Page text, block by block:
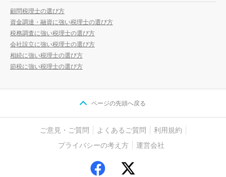
顧問税理士の選び方
資金調達・融資に強い税理士の選び方
税務調査に強い税理士の選び方
会社設立に強い税理士の選び方
相続に強い税理士の選び方
節税に強い税理士の選び方
ページの先頭へ戻る
ご意見・ご質問 よくあるご質問
利用規約
プライバシーの考え方
運営会社